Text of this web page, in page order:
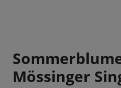
Mössinger